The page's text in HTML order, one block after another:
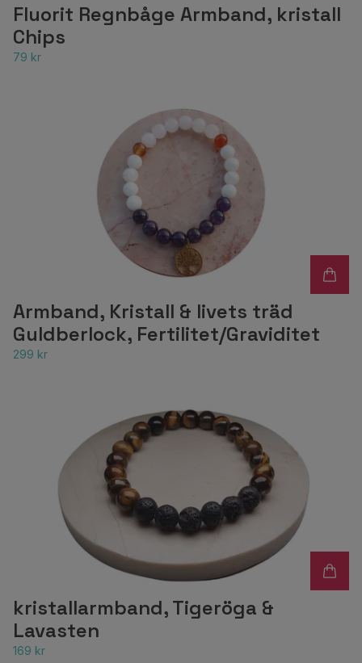
Fluorit Regnbåge Armband, kristall
Chips
79 kr
Armband, Kristall & livets träd
Guldberlock, Fertilitet/Graviditet
299 kr
kristallarmband, Tigeröga &
Lavasten
169 kr